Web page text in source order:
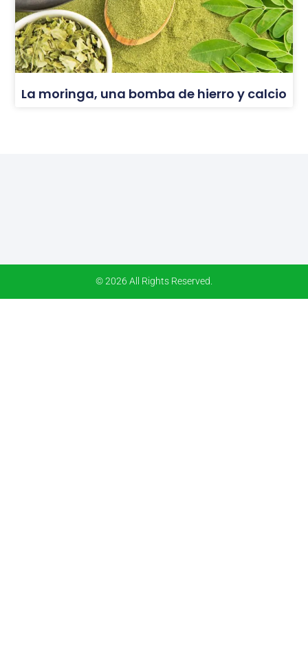
La moringa, una bomba de hierro y calcio
© 2026 All Rights Reserved.